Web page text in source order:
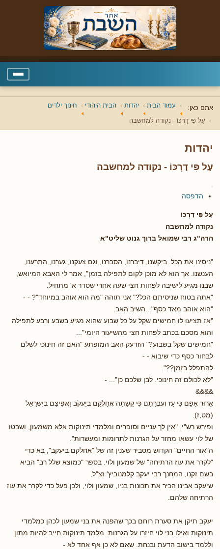
אתם כאן: עמוד הבית יהדות הבית היהודי חינוך ילדים
עַל פִּי דַרְכּוֹ - נקודה למחשבה
יהדות
עַל פִּי דַרְכּוֹ - נקודה למחשבה
הדפסה
עַל פִּי דַרְכּוֹ
נקודה למחשבה
הרה"ג רבי שמואל ברוך גנוט שליט"א
"ניסינו את הכל. ביקשנו, דיברנו, הסברנו, וגם צעקנו, גערנו, התרענו,
הענשנו. אך הוא לא מוכן לקום לתפילה בזמן", אמר לי האבא המיואש,
שבנו מגיע לישיבה לפחות חצי שעה אחרי שסדר א' מתחיל.
"אתה בטוח שניסיתם הכל?" אני תוהה "מה הוא אוהב במיוחד"? - -
"הוא אוהב מאד כסף"...השיב האב.
"אז תציעו לו חמישים שקל על כל שבוע שהוא מגיע בשבע ורבע לתפילה
והוא מסכם בכתב לפחות חצי מהשיעור היומי"...
"חמישים שקל בשבוע?" הזדעק האב המופתע "האם זה חינוכי לשלם
לבחור כסף כדי שיבוא - -
להתפלל בזמן??".
"לא לכולם זה חינוכי. לבן שלכם כן"... -
&&&&
אָרוּר אַפָם כִּּי עָז וְעֶבְרָתָם כִּּי קָשָתָה אֲחַלְקֵם בְיַעֲקֹב וַאֲפִּיצֵם בְיִּשְרָאֵל
(מט,ז).
ופירש רש"י: "אין לך עניים וסופרים ומלמדי תינוקות אלא משמעון, ושבטו
של לוי עשאו מחזר על הגרנות לתרומות ומעשרות".
ה"אור החיים" הקדוש מסביר שענין זה של "אחלקם ביעקב", בא כדי
"לקרר את עוז הרתיחה" של שמעון ולוי. בספר "כמוצא שלל רב" הביא
בשם זקנו, המחנך רבי יעקב קלמנוביץ' זצ"ל,
שיעקב אבינו הכיר את תכונות בניו, שמעון ולוי, ולכן פעל כדי לקרר את עוז
הרתיחה שלהם.
יעקב תיקן את סערת רוחם בכך שהפנה את בני שמעון לכהן כמלמדי
תינוקות ואילו בני לוי חיזרו על הגרנות. מלמד תינוקות חייב להיות מתון
וללמד בישוב הדעת ובנחת. שאם לא כן אף אחד לא -